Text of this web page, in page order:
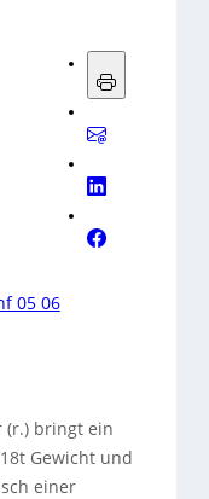
(r.) bringt ein
Gewicht und
einer